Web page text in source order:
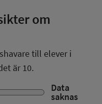
om
till elever i
är 10.
Data
saknas